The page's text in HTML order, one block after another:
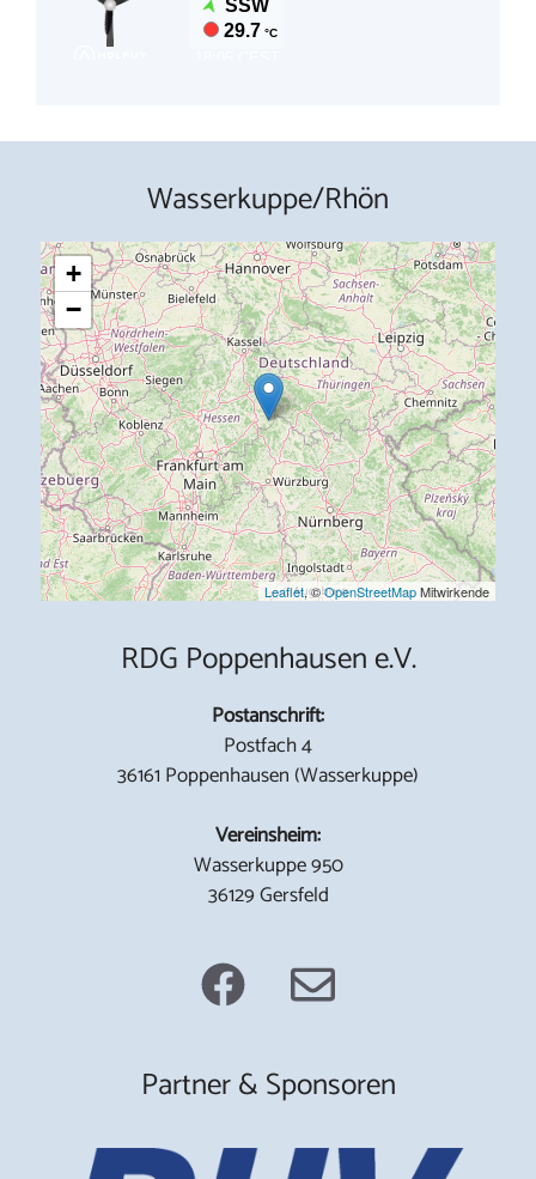
Wasserkuppe/Rhön
+
−
Leaflet, ©OpenStreetMapMitwirkende
RDG Poppenhausen e.V.
Postanschrift:
Postfach 4
36161 Poppenhausen (Wasserkuppe)
Vereinsheim:
Wasserkuppe 950
36129 Gersfeld
Partner & Sponsoren